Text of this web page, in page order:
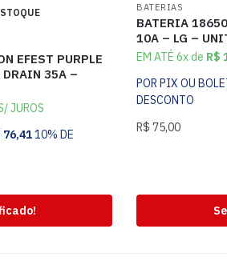
EFEST PURPLE
35A –
JUROS
76,4110% DE
BATERIAS
BATERIA
10A – LG –
EM ATÉ 6x de R$
POR PIX OU
DESCONTO
R$ 75,00